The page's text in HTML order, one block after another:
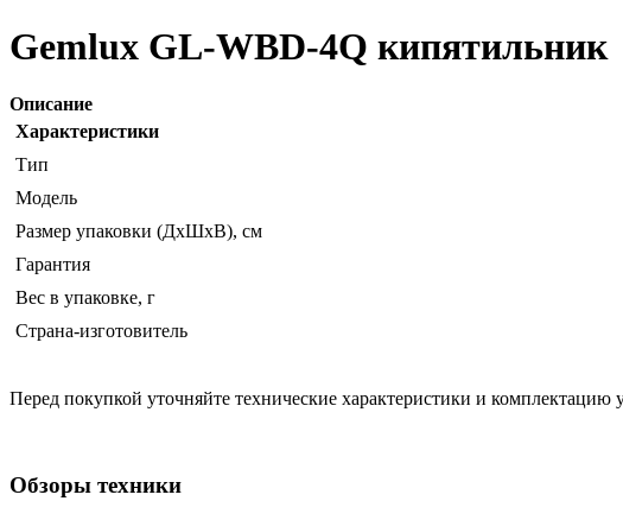
Gemlux GL-WBD-4Q кипятильник
Описание
Характеристики
Тип
Модель
Размер упаковки (ДхШхВ), см
Гарантия
Вес в упаковке, г
Страна-изготовитель
Перед покупкой уточняйте технические характеристики и комплектацию
Обзоры техники